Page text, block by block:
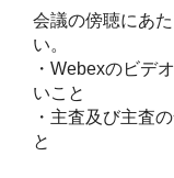
会議の傍聴にあ
い。
・Webexのビデ
いこと
・主査及び主査
と